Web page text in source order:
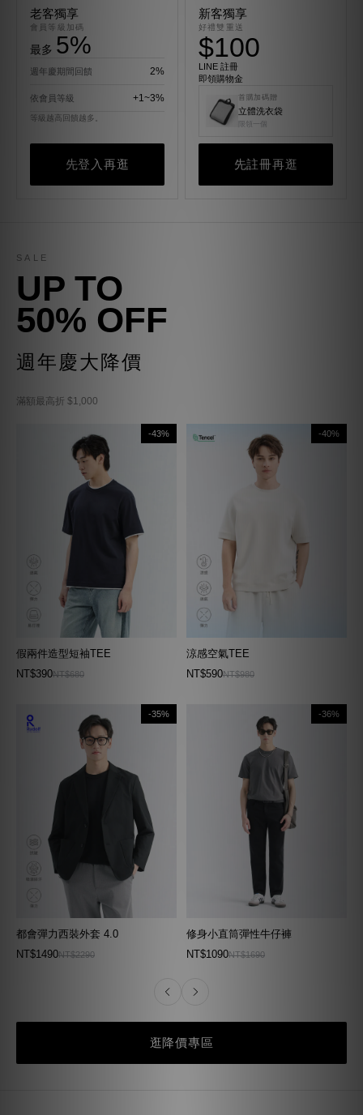
老客獨享
會員等級加碼
最多 5%
週年慶期間回饋 2%
依會員等級 +1~3%
等級越高回饋越多。
先登入再逛
新客獨享
好禮雙重送
$100
LINE 註冊
即領購物金
首購加碼贈
立體洗衣袋
限領一個
先註冊再逛
SALE
UP TO
50% OFF
週年慶大降價
滿額最高折 $1,000
-43%
假兩件造型短袖TEE
NT$390NT$680
-40%
涼感空氣TEE
NT$590NT$980
-35%
都會彈力西裝外套 4.0
NT$1490NT$2290
-36%
修身小直筒彈性牛仔褲
NT$1090NT$1690
逛降價專區